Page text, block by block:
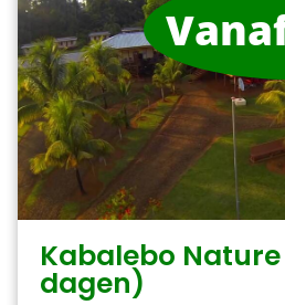
Kabalebo
dagen)